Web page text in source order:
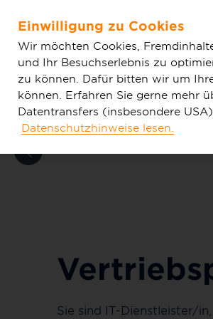
Zum Hauptinhalt springen
Tarife & Produkte
Sie sind IT-Dienstleister/
Einwilligung zu Cookies
Wir möchten Cookies,
und Ihr Besuchserlebnis zu
zu können. Dafür bitten wir um
können. Erfahren Sie gerne mehr
Datentransfers (insbesondere
Datenschutzhinweise lesen.